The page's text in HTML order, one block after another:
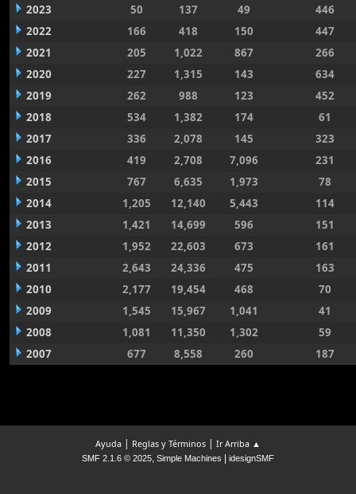
2023
50 137 49
446
2022
166 418 150
447
2021
205 1,022 867
266
2020
227 1,315 143
634
2019
262 988 123
452
2018
534 1,382 174
61
2017
336 2,078 145
323
2016
419 2,708 7,096
231
2015
767 6,635 1,973
78
2014
1,205 12,140 5,443
114
2013
1,421 14,699 596
151
2012
1,952 22,603 673
161
2011
2,643 24,336 475
163
2010
2,177 19,454 468
70
2009
1,545 15,967 1,041
41
2008
1,081 11,350 1,302
59
2007
677 8,558 260 187
Ayuda | Reglas y Términos | Ir Arriba ▲
SMF 2.1.6 © 2025, Simple Machines idesignSMF